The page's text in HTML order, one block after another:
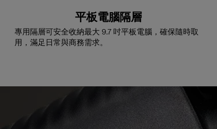
平板電腦隔層
專用隔層可安全收納最大 9.7 吋平板電腦，確保隨時取
用，滿足日常與商務需求。